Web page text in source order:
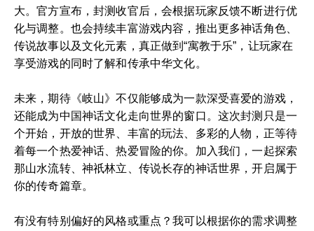
大。官方宣布，封测收官后，会根据玩家反馈不断进行优
化与调整。也会持续丰富游戏内容，推出更多神话角色、
传说故事以及文化元素，真正做到“寓教于乐”，让玩家在
享受游戏的同时了解和传承中华文化。
未来，期待《岐山》不仅能够成为一款深受喜爱的游戏，
还能成为中国神话文化走向世界的窗口。这次封测只是一
个开始，开放的世界、丰富的玩法、多彩的人物，正等待
着每一个热爱神话、热爱冒险的你。加入我们，一起探索
那山水流转、神祇林立、传说长存的神话世界，开启属于
你的传奇篇章。
有没有特别偏好的风格或重点？我可以根据你的需求调整